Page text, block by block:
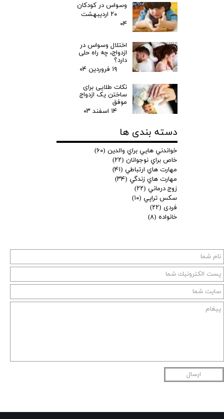
ارسال
وسواس در کودکان
۲۰ اردیبهشت
۰۴
اختلال وسواس در
ازدواج، چه راه حلی
دارد؟
۱۹ فروردین ۰۴
نکات طلایی برای
ساختن یک ازدواج
موفق
۱۴ اسفند ۰۳
دسته بندی ها
خواندني هايي براي والدين (۶۰)
خاص براي نوجوانان (۲۲)
مهارت هاي ارتباطي (۴۱)
مهارت هاي زندگي (۳۴)
زوج درماني (۲۲)
سكس تراپي (۱۰)
فردی (۲۲)
خانواده (۸)